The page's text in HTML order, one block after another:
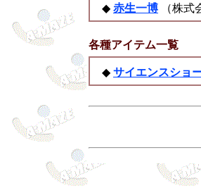
◆ 赤生一博 （株式
各種アイテム一覧
◆ サイエンスショ